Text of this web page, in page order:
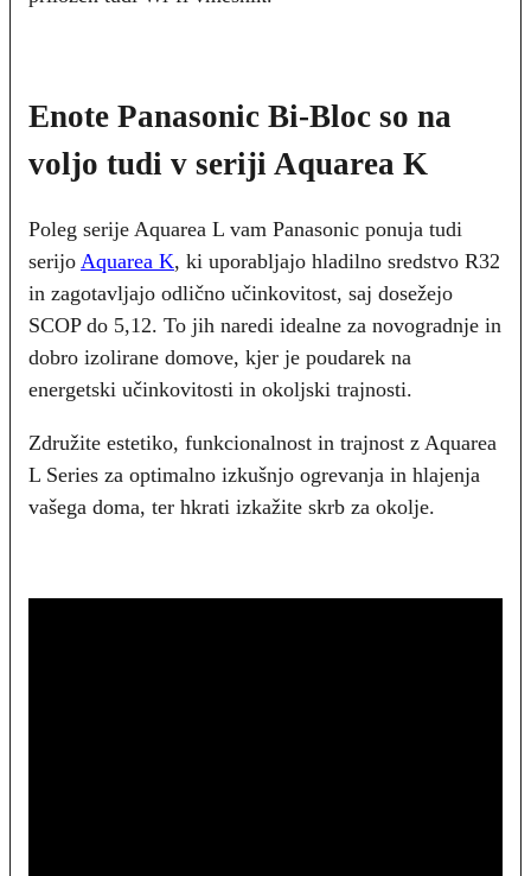
Enote Panasonic Bi-Bloc so na
voljo tudi v seriji Aquarea K
Poleg serije Aquarea L vam Panasonic ponuja tudi
serijo Aquarea K, ki uporabljajo hladilno sredstvo R32
in zagotavljajo odlično učinkovitost, saj dosežejo
SCOP do 5,12. To jih naredi idealne za novogradnje in
dobro izolirane domove, kjer je poudarek na
energetski učinkovitosti in okoljski trajnosti.
Združite estetiko, funkcionalnost in trajnost z Aquarea
L Series za optimalno izkušnjo ogrevanja in hlajenja
vašega doma, ter hkrati izkažite skrb za okolje.